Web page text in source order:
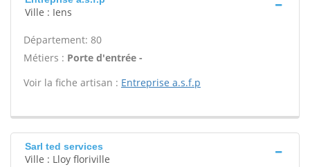
Ville : Iens
Département: 80
Métiers : Porte d'entrée -
Voir la fiche artisan : Entreprise a.s.f.p
Sarl ted services
Ville : Lloy floriville